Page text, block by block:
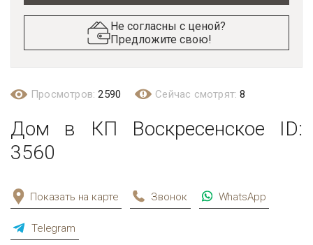
Не согласны с ценой?
Предложите свою!
Просмотров:2590 Сейчас смотрят:8
Дом в КП Воскресенское ID:
3560
Показать на карте Звонок WhatsApp
Telegram